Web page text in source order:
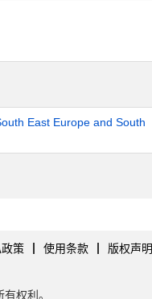
East Europe and South
政策 使用条款 版权声明
权利。